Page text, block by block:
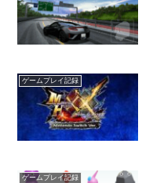
ゲームプレイ記録
ゲームプレイ記録